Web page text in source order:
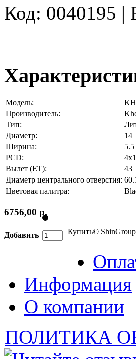
Код: 0040195 |
Модель:
Производитель:
Тип:
Диаметр:
14
Ширина:
5.5
PCD:
Вылет (ET):
43
Диаметр центрального отверстия:
Цветовая палитра:
6756,00 р.
Добавить Купить©
Информация
О компании
ПОЛИТИКА